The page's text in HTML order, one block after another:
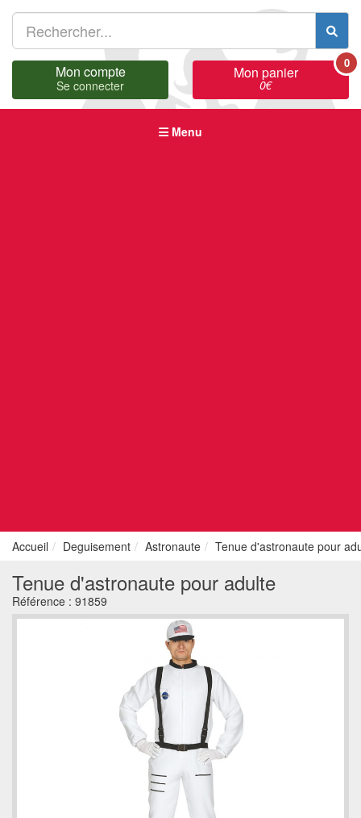
Mon compte
Se connecter
Mon panier
0€
0
Menu
Accueil Deguisement Astronaute Tenue d'astronaute pour
Tenue d'astronaute pour adulte
Référence : 91859